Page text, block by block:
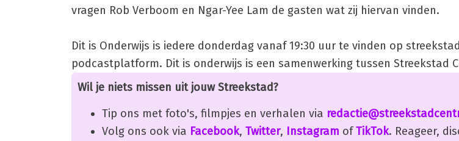
vragen Rob Verboom en Ngar-Yee Lam de gasten wat zij hiervan vinden.
Dit is Onderwijs is iedere donderdag vanaf 19:30 uur te vinden op
podcastplatform. Dit is onderwijs is een samenwerking tussen Streekstad
Wil je niets missen uit jouw Streekstad?
Tip ons met foto's, filmpjes en verhalen via
Volg ons ook via Facebook, Twitter, Instagram ofTikTok. Reageer,